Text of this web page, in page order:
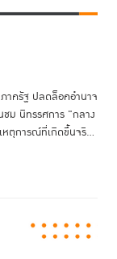
าครัฐ ปลดล็อคอำนาจ
ม นิทรรศการ "กลาง
ตุการณ์ที่เกิดขึ้นจริ...